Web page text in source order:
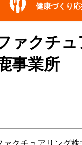
健康づくり
ァクチュ
事業所